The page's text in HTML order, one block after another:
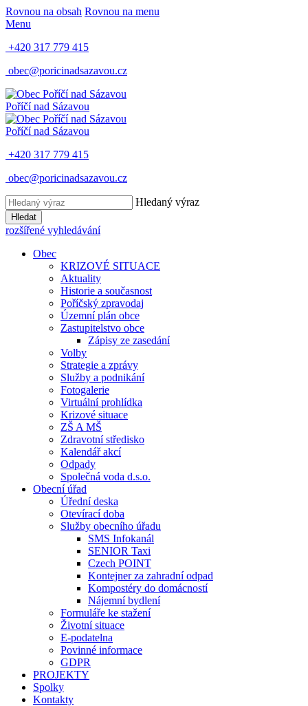
Rovnou na obsah Rovnou na menu
Menu
+420 317 779 415
obec@poricinadsazavou.cz
Poříčí nad Sázavou
Poříčí nad Sázavou
+420 317 779 415
obec@poricinadsazavou.cz
Hledaný výraz
Hledat
rozšířené vyhledávání
Obec
KRIZOVÉ SITUACE
Aktuality
Historie a současnost
Poříčský zpravodaj
Územní plán obce
Zastupitelstvo obce
Zápisy ze zasedání
Volby
Strategie a zprávy
Služby a podnikání
Fotogalerie
Virtuální prohlídka
Krizové situace
ZŠ A MŠ
Zdravotní středisko
Kalendář akcí
Odpady
Společná voda d.s.o.
Obecní úřad
Úřední deska
Otevírací doba
Služby obecního úřadu
SMS Infokanál
SENIOR Taxi
Czech POINT
Kontejner za zahradní odpad
Kompostéry do domácností
Nájemní bydlení
Formuláře ke stažení
Životní situace
E-podatelna
Povinné informace
GDPR
PROJEKTY
Spolky
Kontakty